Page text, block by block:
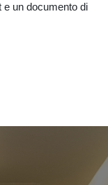
e un documento di